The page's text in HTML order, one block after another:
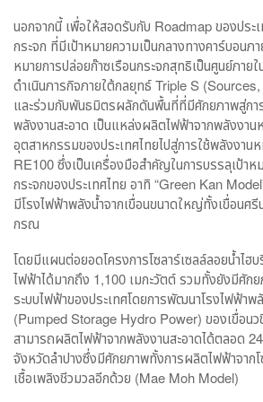
นอกจากนี้ เพื่อให้สอดรับกับ Roadmap ของประ
กระจก ที่มีเป้าหมายความเป็นกลางทางคาร์บอนภ
หมายการปล่อยก๊าซเรือนกระจกสุทธิเป็นศูนย์ภา
ดำเนินภารกิจภายใต้กลยุทธ์ Triple S
และร่วมกับพันธมิตรผลักดันพื้นที่ที่มีศักยภาพสู่กา
พลังงานสะอาด เป็นแหล่งผลิตไฟฟ้าจากพลังงาน
อุตสาหกรรมของประเทศไทยไปสู่การใช้พลังงาน
RE100 ซึ่งเป็นเครื่องมือสำคัญในการบรรลุเป้าห
กระจกของประเทศไทย อาทิ “Green Kan
มีโรงไฟฟ้าพลังน้ำจากเขื่อนขนาดใหญ่ทั้งเขื่อนศรี
กรณ
โดยมีแผนต่อยอดโครงการโซลาร์เซลล์ลอยน้ำไฮ
ไฟฟ้าได้มากถึง 1,100 เมกะวัตต์ รวมทั้งยังมีศัก
ระบบไฟฟ้าของประเทศโดยการพัฒนาโรงไฟฟ้าพ
(Pumped Storage Hydro Power) ของเขื่อน
สามารถผลิตไฟฟ้าจากพลังงานสะอาดได้ตลอด
จังหวัดลำปางซึ่งมีศักยภาพทั้งการผลิตไฟฟ้าจาก
เชื้อเพลิงชีวมวลอีกด้วย (Mae Moh Model)